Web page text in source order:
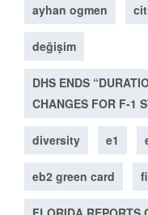
ayhan ogmen
değişim
DHS ENDS
CHANGES FOR F-1
diversity e1
eb2 green card